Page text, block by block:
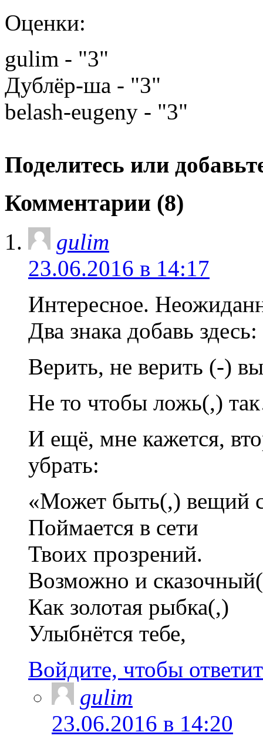
Оценки:
gulim - "3"
Дублёр-ша - "3"
belash-eugeny - "3"
Поделитесь или
Комментарии (8)
gulim
23.06.2016 в 14:17
Интересное.
Два знака добавь здесь:
Верить, не верить (-)
Не то чтобы ложь(,)
И ещё, мне кажется,
убрать:
«Может быть(,) вещий
Поймается в сети
Твоих прозрений.
Возможно и
Как золотая рыбка(,)
Улыбнётся тебе,
Войдите, чтобы
gulim
23.06.2016 в 14:20